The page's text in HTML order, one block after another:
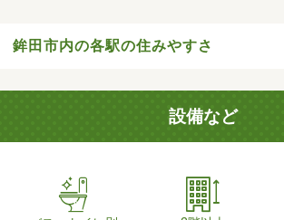
鉾田市内の各駅の住みやすさ
設備など